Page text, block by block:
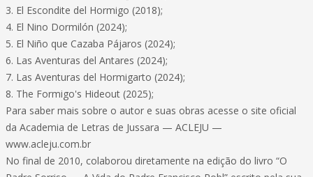
3. El Escondite del Hormigo (2018);
4. El Nino Dormilón (2024);
5. El Niño que Cazaba Pájaros (2024);
6. Las Aventuras del Antares (2024);
7. Las Aventuras del Hormigarto (2024);
8. The Formigo's Hideout (2025);
Para saber mais sobre o autor e suas obras acesse o site oficial
da Academia de Letras de Jussara — ACLEJU —
www.acleju.com.br
No final de 2010, colaborou diretamente na edição do livro “O